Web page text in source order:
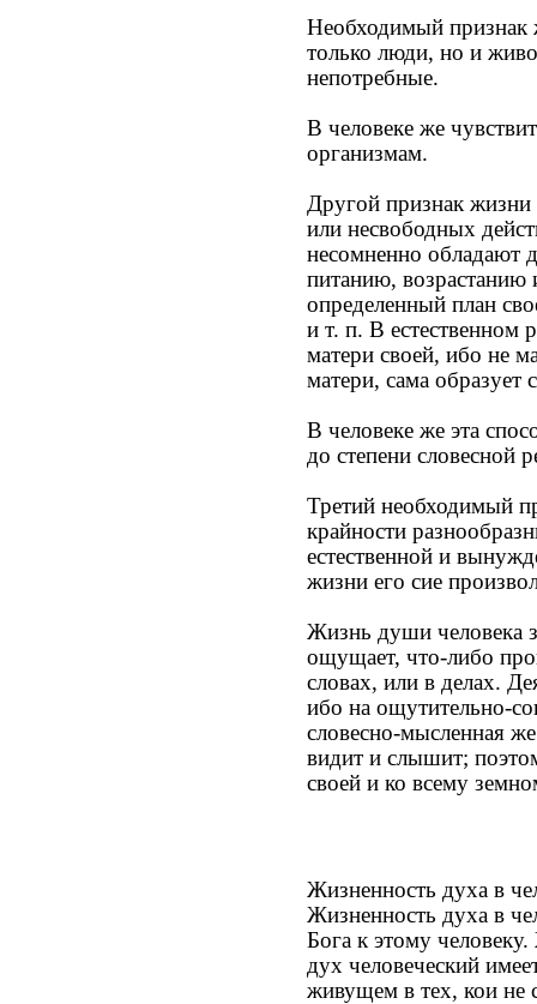
Необходимый признак
только люди, но и
непотребные.
В человеке же
организмам.
Другой признак жизни
или несвободных
несомненно обладают
питанию, возрастанию
определенный план
и т. п. В естественном
матери своей, ибо не
матери, сама образует
В человеке же эта
до степени словесной
Третий необходимый
крайности
естественной и
жизни его сие
Жизнь души человека
ощущает, что-либо
словах, или в делах.
ибо на ощутительно-
словесно-мысленная
видит и слышит;
своей и ко всему
Жизненность духа в
Жизненность духа в
Бога к этому
дух человеческий
живущем в тех, кои не